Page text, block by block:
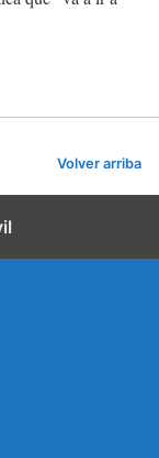
Volver arriba